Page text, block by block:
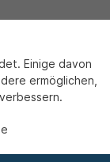
Einige davon
ermöglichen,